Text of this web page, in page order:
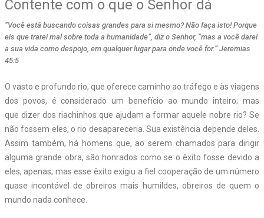
Contente com o que o Senhor dá
“Você está buscando coisas grandes para si mesmo? Não faça isto! Porque
eis que trarei mal sobre toda a humanidade”, diz o Senhor, “mas a você darei
a sua vida como despojo, em qualquer lugar para onde você for.” Jeremias
45:5
O vasto e profundo rio, que oferece caminho ao tráfego e às viagens
dos povos, é considerado um benefício ao mundo inteiro; mas
que dizer dos riachinhos que ajudam a formar aquele nobre rio? Se
não fossem eles, o rio desapareceria. Sua existência depende deles.
Assim também, há homens que, ao serem chamados para dirigir
alguma grande obra, são honrados como se o êxito fosse devido a
eles, apenas; mas esse êxito exigiu a fiel cooperação de um número
quase incontável de obreiros mais humildes, obreiros de quem o
mundo nada conhece.